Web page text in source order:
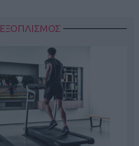
ΕΞΟΠΛΙΣΜΟΣ